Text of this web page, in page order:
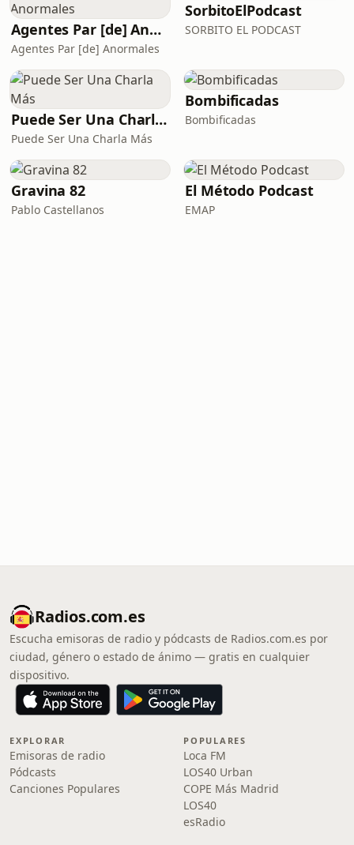
Agentes Par [de] Anormales
Agentes Par [de] Anormales
SorbitoElPodcast
SORBITO EL PODCAST
Puede Ser Una Charla Más
Puede Ser Una Charla Más
Bombificadas
Bombificadas
Gravina 82
Pablo Castellanos
El Método Podcast
EMAP
Radios.com.es
Escucha emisoras de radio y pódcasts de Radios.com.es por
ciudad, género o estado de ánimo — gratis en cualquier
dispositivo.
EXPLORAR
Emisoras de radio
Pódcasts
Canciones Populares
POPULARES
Loca FM
LOS40 Urban
COPE Más Madrid
LOS40
esRadio